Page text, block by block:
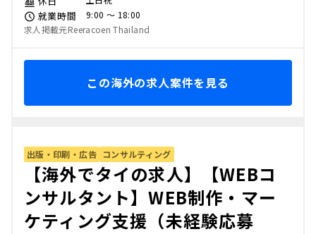
就業時間
9:00 〜 18:00
求人掲載元Reeracoen Thailand
この海外の求人案件を見る
出版・印刷・広告 コンサルティング
【海外でタイの求人】【WEBコ
ンサルタント】WEB制作・マー
ケティング支援（未経験応募